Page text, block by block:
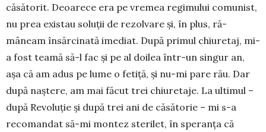
căsătorit. Deoarece era pe vremea regi­mu­lui comunist,
nu prea existau soluții de rezolvare și, în plus, ră­
mâneam în­sărcinată ime­diat. După primul chiu­retaj, mi-
a fost teamă să-l fac și pe al doilea într-un singur an,
așa că am adus pe lume o fetiță, și nu-mi pare rău. Dar
după naș­tere, am mai făcut trei chiuretaje. La ultimul –
după Revoluție și după trei ani de căsă­torie – mi s-a
recomandat să-mi montez sterilet, în speranța că